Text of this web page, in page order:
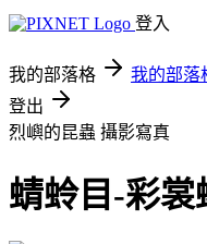
登入
我的部落格 我的部落
登出
烈嶼的昆蟲 攝影寫真
蜻蛉目-彩裳